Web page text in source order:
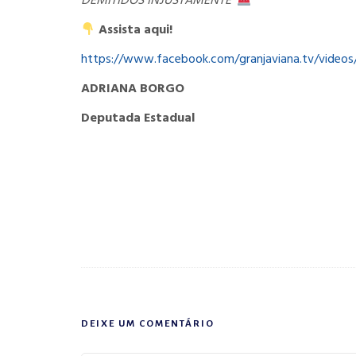
Assista aqui!
https://www.facebook.com/granjaviana.tv/
ADRIANA BORGO
Deputada Estadual
DEIXE UM COMENTÁRIO